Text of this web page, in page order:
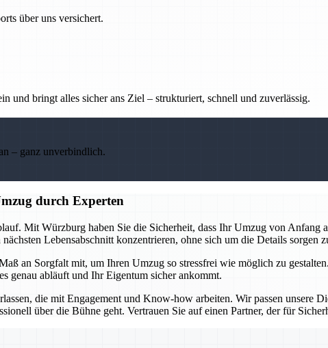
über uns versichert.
und bringt alles sicher ans Ziel – strukturiert, schnell und zuverlässig.
– ganz unverbindlich.
durch Experten
Mit Würzburg haben Sie die Sicherheit, dass Ihr Umzug von Anfang
Lebensabschnitt konzentrieren, ohne sich um die Details sorgen
an Sorgfalt mit, um Ihren Umzug so stressfrei wie möglich zu
genau abläuft und Ihr Eigentum sicher ankommt.
die mit Engagement und Know-how arbeiten. Wir passen unsere
über die Bühne geht. Vertrauen Sie auf einen Partner, der für